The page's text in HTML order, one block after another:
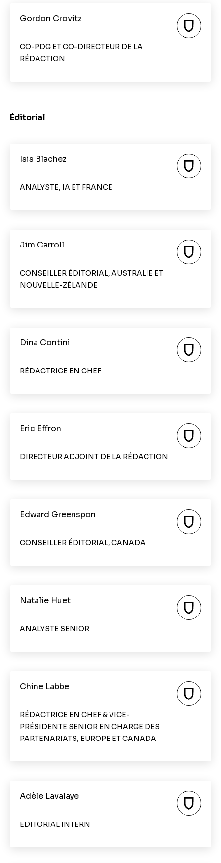
Gordon Crovitz
CO-PDG ET CO-DIRECTEUR DE LA
RÉDACTION
Éditorial
Isis Blachez
ANALYSTE, IA ET FRANCE
Jim Carroll
CONSEILLER ÉDITORIAL, AUSTRALIE ET
NOUVELLE-ZÉLANDE
Dina Contini
RÉDACTRICE EN CHEF
Eric Effron
DIRECTEUR ADJOINT DE LA RÉDACTION
Edward Greenspon
CONSEILLER ÉDITORIAL, CANADA
Natalie Huet
ANALYSTE SENIOR
Chine Labbe
RÉDACTRICE EN CHEF & VICE-
PRÉSIDENTE SENIOR EN CHARGE DES
PARTENARIATS, EUROPE ET CANADA
Adèle Lavalaye
EDITORIAL INTERN